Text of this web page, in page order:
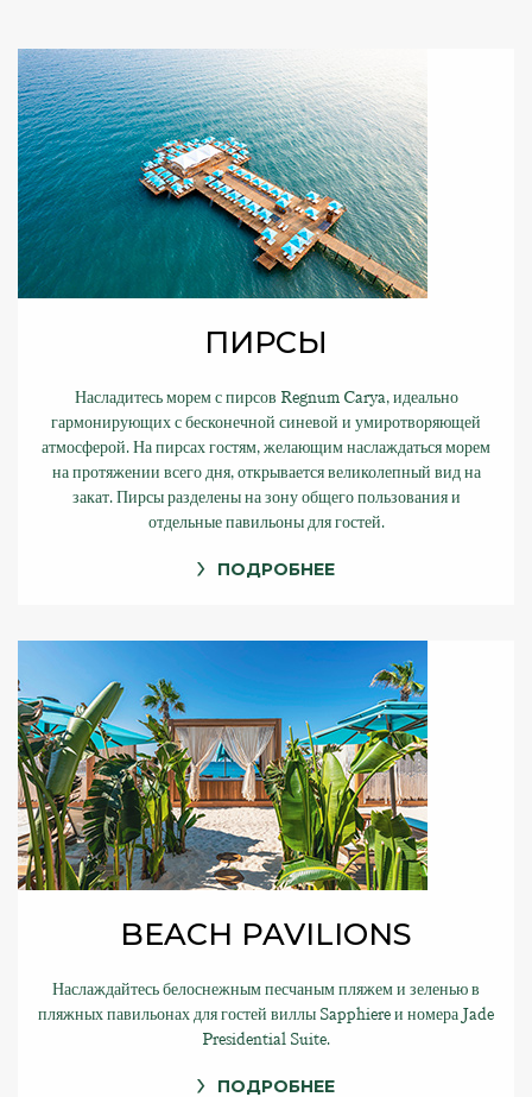
ПИРСЫ
Насладитесь морем с пирсов Regnum Carya, идеально
гармонирующих с бесконечной синевой и умиротворяющей
атмосферой. На пирсах гостям, желающим наслаждаться морем
на протяжении всего дня, открывается великолепный вид на
закат. Пирсы разделены на зону общего пользования и
отдельные павильоны для гостей.
ПОДРОБНЕЕ
BEACH PAVILIONS
Наслаждайтесь белоснежным песчаным пляжем и зеленью в
пляжных павильонах для гостей виллы Sapphiere и номера Jade
Presidential Suite.
ПОДРОБНЕЕ